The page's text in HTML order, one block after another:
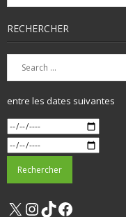
RECHERCHER
entre les dates suivantes
X Instagram
TikTok